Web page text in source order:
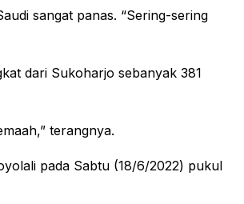
sangat panas. “Sering-sering
dari Sukoharjo sebanyak 381
terangnya.
pada Sabtu (18/6/2022) pukul